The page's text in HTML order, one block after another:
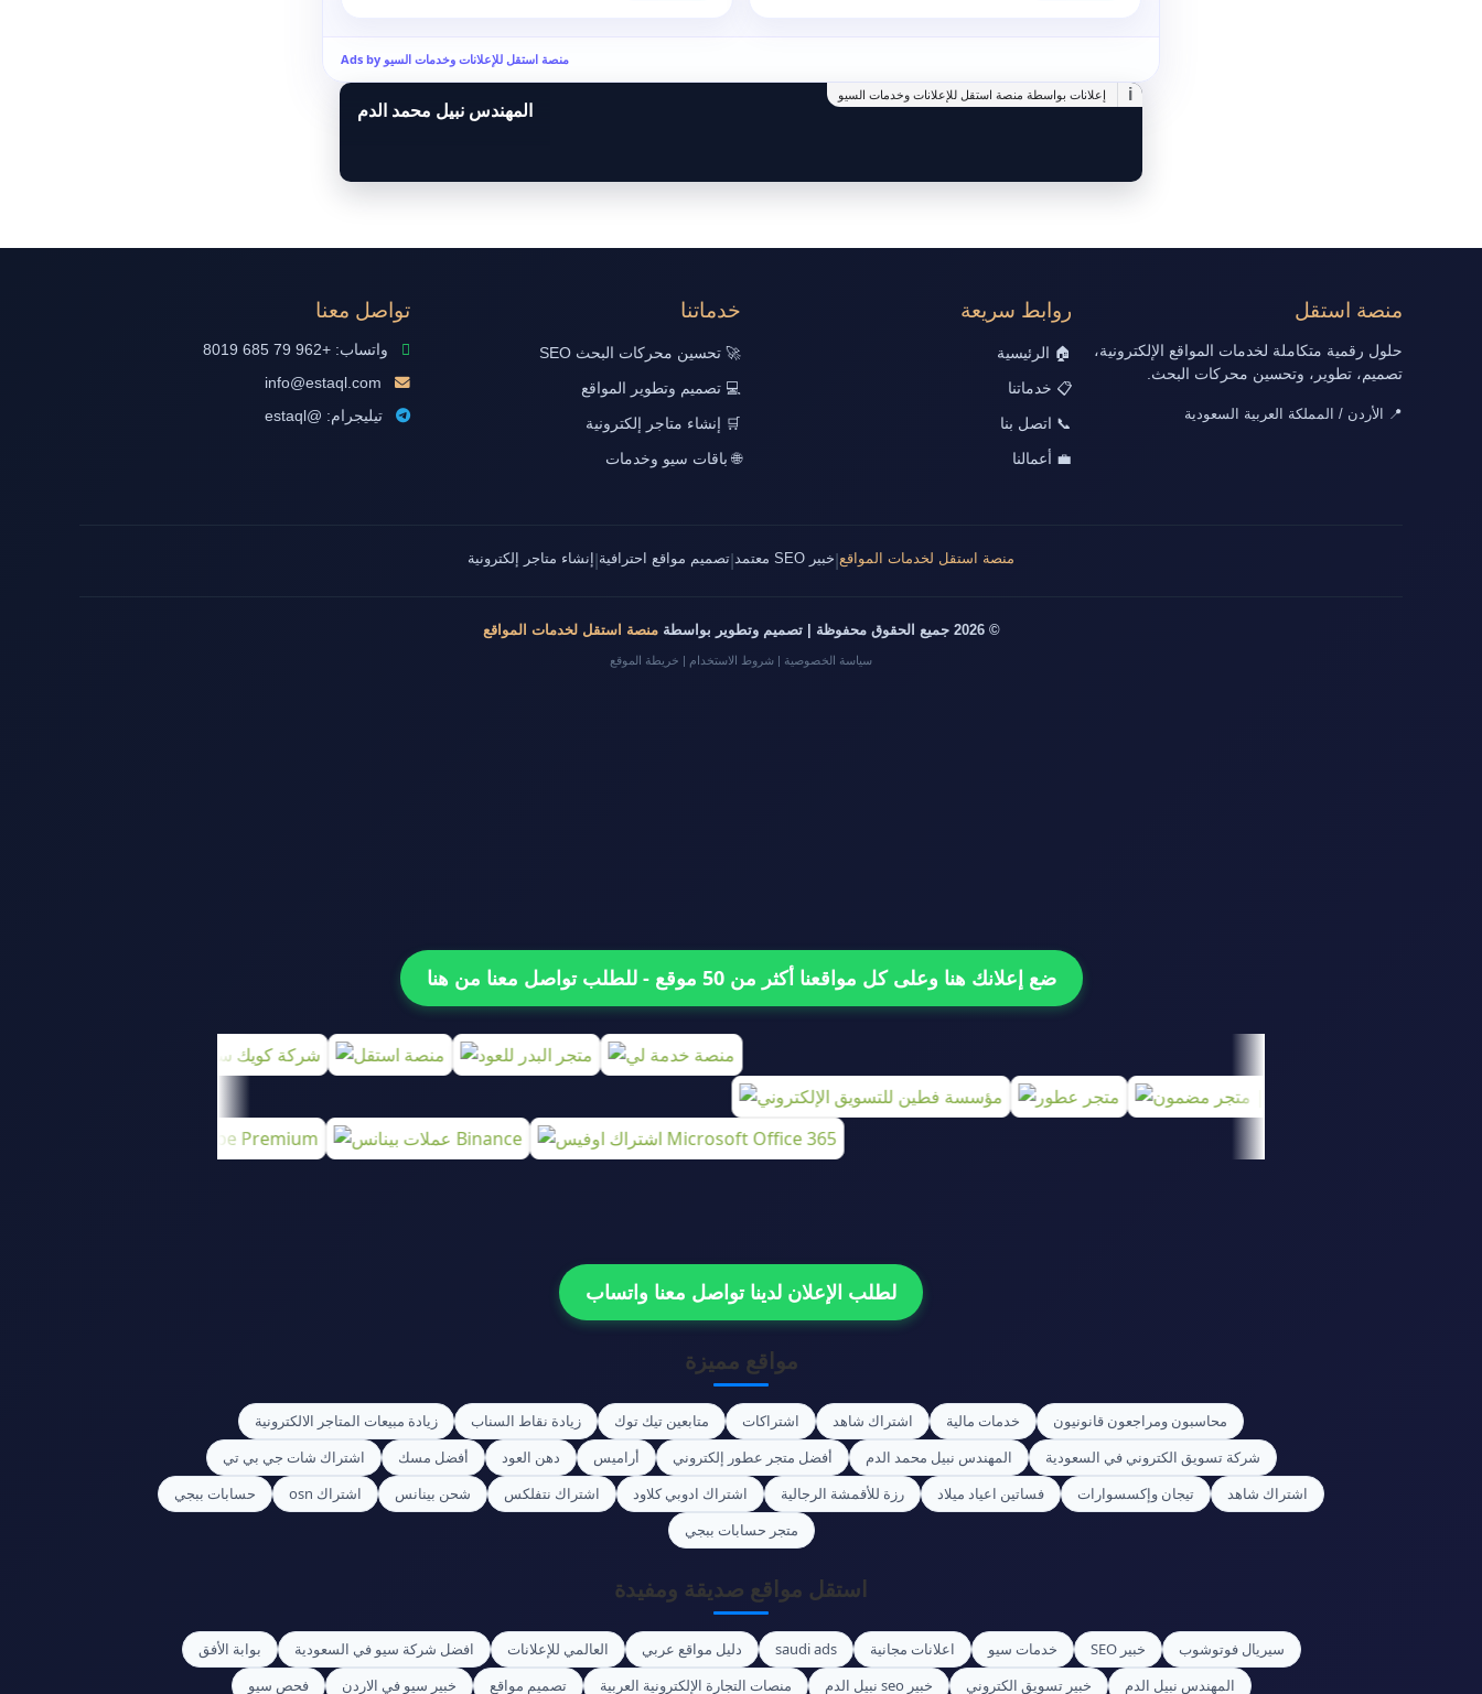
Ads by منصة استقل للإعلانات وخدمات السيو
إعلانات بواسطة منصة استقل للإعلانات وخدمات السيو
i
المهندس نبيل محمد الدم
منصة استقل
حلول رقمية متكاملة لخدمات المواقع الإلكترونية،
تصميم، تطوير، وتحسين محركات البحث.
📍 الأردن / المملكة العربية السعودية
روابط سريعة
🏠 الرئيسية
📋 خدماتنا
📞 اتصل بنا
💼 أعمالنا
خدماتنا
🚀 تحسين محركات البحث SEO
💻 تصميم وتطوير المواقع
🛒 إنشاء متاجر إلكترونية
🌐 باقات سيو وخدمات
تواصل معنا
واتساب: +962 79 685 8019
info@estaql.com
تيليجرام: @estaql
منصة استقل لخدمات المواقع خبير SEO معتمد تصميم مواقع احترافية إنشاء متاجر إلكترونية
© 2026 جميع الحقوق محفوظة | تصميم وتطوير بواسطة منصة استقل لخدمات المواقع
سياسة الخصوصية | شروط الاستخدام | خريطة الموقع
ضع إعلانك هنا وعلى كل مواقعنا أكثر من 50 موقع - للطلب تواصل معنا من هنا
لطلب الإعلان لدينا تواصل معنا واتساب
مواقع مميزة
محاسبون ومراجعون قانونيون خدمات مالية اشتراك شاهد اشتراكات متابعين تيك توك زيادة نقاط السناب
زيادة مبيعات المتاجر الالكترونية
شركة تسويق الكتروني في السعودية
المهندس نبيل محمد الدم أفضل متجر عطور إلكتروني أراميس دهن العود أفضل مسك
اشتراك شات جي بي تي
اشتراك شاهد
تيجان وإكسسوارات فساتين اعياد ميلاد رزة للأقمشة الرجالية اشتراك ادوبي كلاود اشتراك نتفلكس شحن بينانس اشتراك osn
حسابات ببجي
متجر حسابات ببجي
استقل مواقع صديقة ومفيدة
سيريال فوتوشوب خبير SEO خدمات سيو اعلانات مجانية saudi ads دليل مواقع عربي العالمي للإعلانات افضل شركة سيو في السعودية
بوابة الأفق
المهندس نبيل الدم
خبير تسويق الكتروني خبير seo نبيل الدم منصات التجارة الإلكترونية العربية تصميم مواقع خبير سيو في الاردن فحص سيو